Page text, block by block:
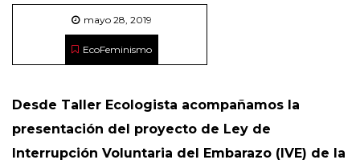
mayo 28, 2019
EcoFeminismo
Desde Taller Ecologista acompañamos la
presentación del proyecto de Ley de
Interrupción Voluntaria del Embarazo (IVE) de la